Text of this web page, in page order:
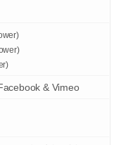
& Vimeo